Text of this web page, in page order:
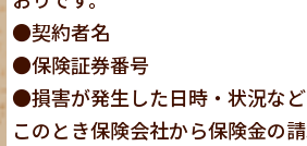
●契約者名
●保険証券番号
●損害が発生した日時・状況な
このとき保険会社から保険金の